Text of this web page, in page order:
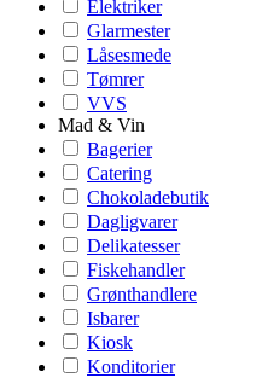
Elektriker
Glarmester
Låsesmede
Tømrer
VVS
Mad & Vin
Bagerier
Catering
Chokoladebutik
Dagligvarer
Delikatesser
Fiskehandler
Grønthandlere
Isbarer
Kiosk
Konditorier